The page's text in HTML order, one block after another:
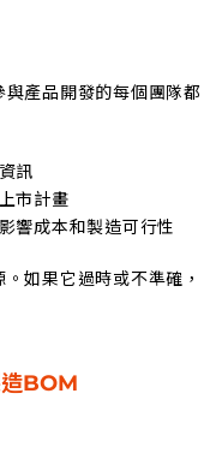
產品開發的每個團隊都
訊
市計畫
響成本和製造可行性
如果它過時或不準確，
BOM